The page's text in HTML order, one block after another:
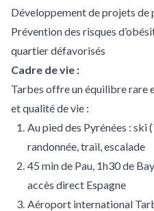
Développement de projets de
Prévention des risques
quartier défavorisés
Cadre de vie :
Tarbes offre un équilibre rare
et qualité de vie :
Au pied des Pyrénées :
randonnée, trail, escalade
45 min de Pau, 1h30 de
accès direct Espagne
Aéroport international